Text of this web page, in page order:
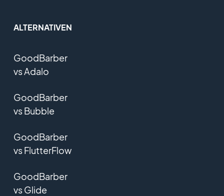
ALTERNATIVEN
GoodBarber
vs Adalo
GoodBarber
vs Bubble
GoodBarber
vs FlutterFlow
GoodBarber
vs Glide